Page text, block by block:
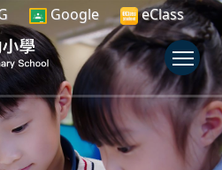
Google eClass